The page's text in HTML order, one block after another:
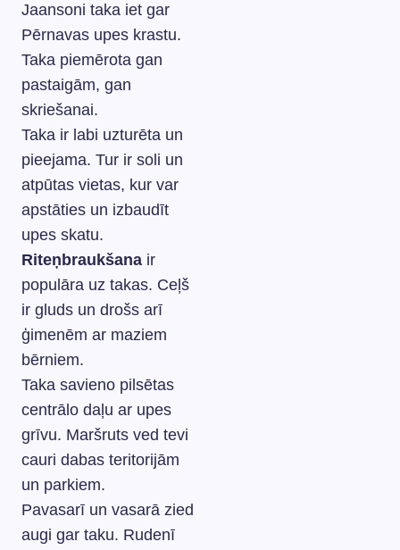
Jaansoni taka iet gar
Pērnavas upes krastu.
Taka piemērota gan
pastaigām, gan
skriešanai.
Taka ir labi uzturēta un
pieejama. Tur ir soli un
atpūtas vietas, kur var
apstāties un izbaudīt
upes skatu.
Riteņbraukšana ir
populāra uz takas. Ceļš
ir gluds un drošs arī
ģimenēm ar maziem
bērniem.
Taka savieno pilsētas
centrālo daļu ar upes
grīvu. Maršruts ved tevi
cauri dabas teritorijām
un parkiem.
Pavasarī un vasarā zied
augi gar taku. Rudenī